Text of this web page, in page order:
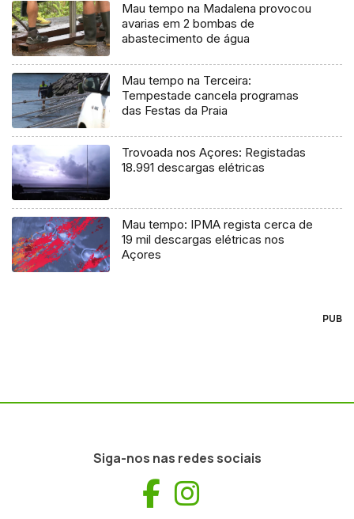
Mau tempo na Madalena provocou
avarias em 2 bombas de
abastecimento de água
Mau tempo na Terceira:
Tempestade cancela programas
das Festas da Praia
Trovoada nos Açores: Registadas
18.991 descargas elétricas
Mau tempo: IPMA regista cerca de
19 mil descargas elétricas nos
Açores
PUB
Siga-nos nas redes sociais
Facebook